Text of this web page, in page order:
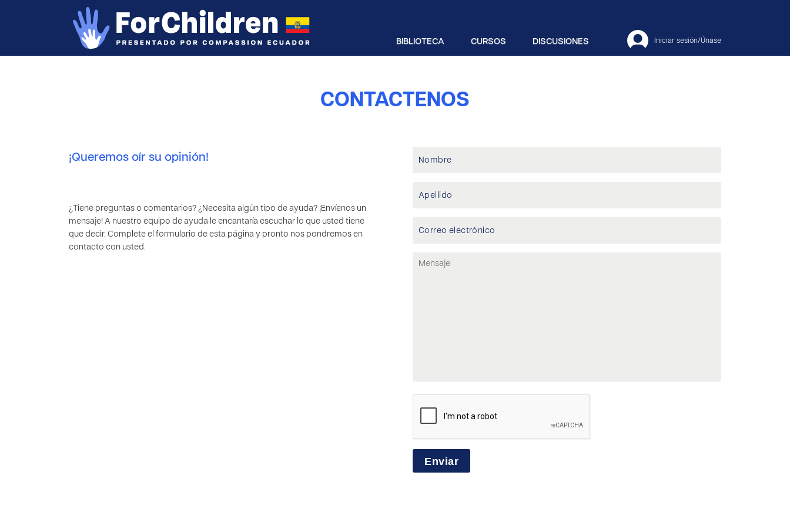
Iniciar sesión/Únase
DISCUSIONES
CURSOS
BIBLIOTECA
CONTÁCTENOS
¡Queremos oír su opinión!
¿Tiene preguntas o comentarios? ¿Necesita algún tipo de ayuda? ¡Envíenos un
mensaje! A nuestro equipo de ayuda le encantaría escuchar lo que usted tiene
que decir. Complete el formulario de esta página y pronto nos pondremos en
contacto con usted.